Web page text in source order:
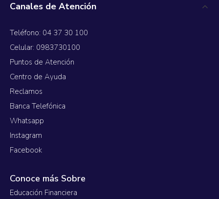
Canales de Atención
Teléfono: 04 37 30 100
Celular: 0983730100
Puntos de Atención
Centro de Ayuda
Reclamos
Banca Telefónica
Whatsapp
Instagram
Facebook
Conoce más Sobre
Educación Financiera